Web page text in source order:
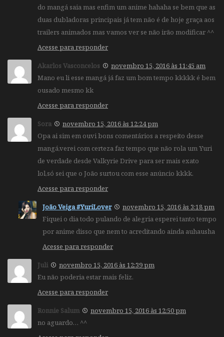
do mangá saia mas enfim um anime hahaha se bem que as
duas dubladoras principais já tem não é de hoje graça aos
trailers animados mas vamos ver se não irão modificar ^^
Acesse para responder
Akarlos Vasconcelos
novembro 15, 2016 às 11:45 am
Mano eu li esse mangá já faz um bom tempo kkkkk é bem
ousado mesmo kk
Acesse para responder
Sora
novembro 15, 2016 às 12:24 pm
Opa ai sim em ouvi bons comentários a respeito desse
mangá,verei com certeza faz tempo que não rola um Yuri
de verdade desde Valkyrie Drive para ser mais exato
lol,só sei que o João surtou com esse anúncio kkkk.
Acesse para responder
João Veiga #YuriLover
novembro 15, 2016 às 3:18 pm
Fiquei o dia todo pulando de alegria esperei tanto tempo
por anime disso que nem to acreditando ainda auhausha
Acesse para responder
Juli
novembro 15, 2016 às 12:39 pm
Eu não poderia estar mais feliz.
Acesse para responder
Ronnie Salum
novembro 15, 2016 às 12:50 pm
no aguardo… ^^